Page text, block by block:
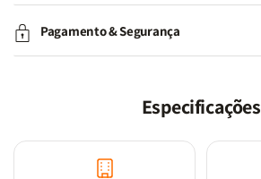
Pagamento & Segurança
Especificações